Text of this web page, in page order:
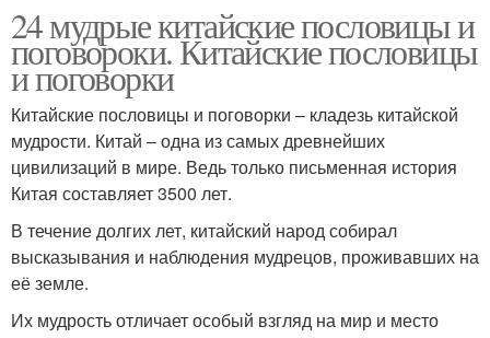
24 мудрые китайские пословицы и
поговороки. Китайские пословицы
и поговорки
Китайские пословицы и поговорки – кладезь китайской
мудрости. Китай – одна из самых древнейших
цивилизаций в мире. Ведь только письменная история
Китая составляет 3500 лет.
В течение долгих лет, китайский народ собирал
высказывания и наблюдения мудрецов, проживавших на
её земле.
Их мудрость отличает особый взгляд на мир и место